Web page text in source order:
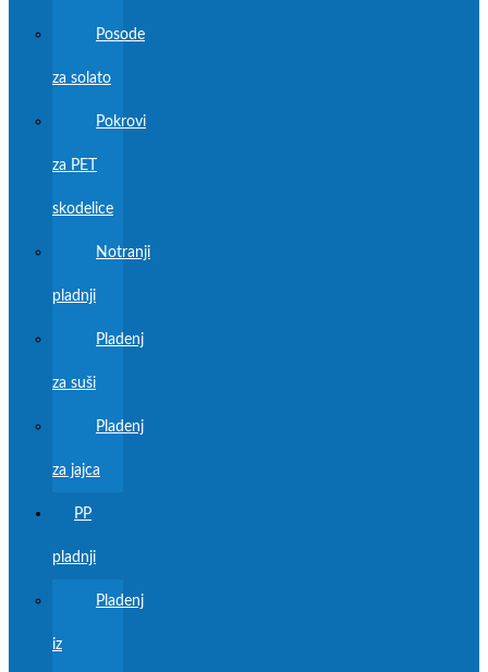
Posode
za solato
Pokrovi
za PET
skodelice
Notranji
pladnji
Pladenj
za suši
Pladenj
za jajca
PP
pladnji
Pladenj
iz